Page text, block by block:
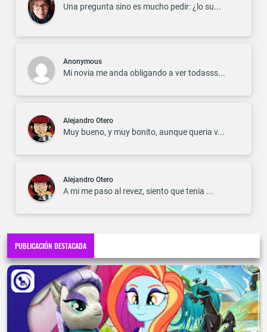
Una pregunta sino es mucho pedir: ¿lo su...
Anonymous
Mi novia me anda obligando a ver todasss...
Alejandro Otero
Muy bueno, y muy bonito, aunque queria v...
Alejandro Otero
A mi me paso al revez, siento que tenia ...
PUBLICACIÓN DESTACADA